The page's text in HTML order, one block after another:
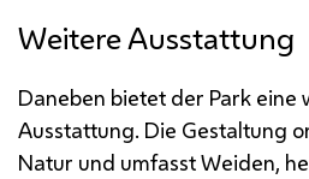
Weitere Ausstattung
Daneben bietet der Park
Ausstattung. Die Gestaltung
Natur und umfasst Weiden,